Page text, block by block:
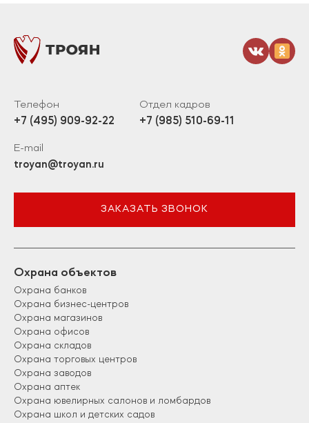
Телефон
+7 (495) 909-92-22
Отдел кадров
+7 (985) 510-69-11
E-mail
troyan@troyan.ru
ЗАКАЗАТЬ ЗВОНОК
Охрана объектов
Охрана банков
Охрана бизнес-центров
Охрана магазинов
Охрана офисов
Охрана складов
Охрана торговых центров
Охрана заводов
Охрана аптек
Охрана ювелирных салонов и ломбардов
Охрана школ и детских садов